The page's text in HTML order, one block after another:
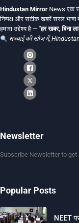
Hindustan Mirror News एक
निष्पक्ष और सटीक खबरें सरल भाषा
हमारा उद्देश्य है — "हर खबर, बिना
सच्चाई की खोज में,
Newsletter
Subscribe Newsletter to get
Popular Posts
NEET